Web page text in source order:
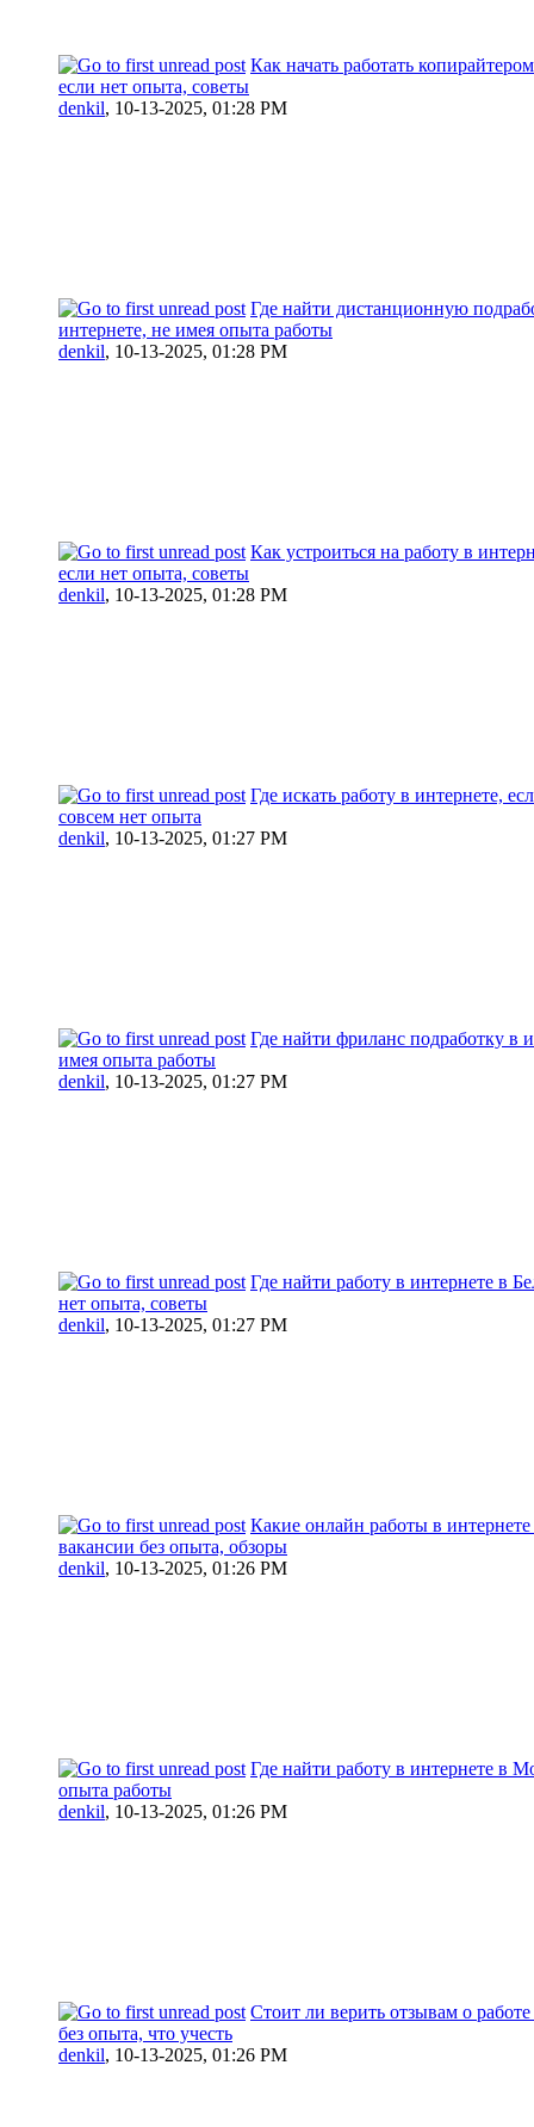
Как начать работать
если нет опыта, советы
denkil, 10-13-2025, 01:28 PM
Где найти дистанционную
интернете, не имея опыта работы
denkil, 10-13-2025, 01:28 PM
Как устроиться на работу в
если нет опыта, советы
denkil, 10-13-2025, 01:28 PM
Где искать работу в интернете,
совсем нет опыта
denkil, 10-13-2025, 01:27 PM
Где найти фриланс подработку в
имея опыта работы
denkil, 10-13-2025, 01:27 PM
Где найти работу в интернете в
нет опыта, советы
denkil, 10-13-2025, 01:27 PM
Какие онлайн работы в
вакансии без опыта, обзоры
denkil, 10-13-2025, 01:26 PM
Где найти работу в интернете в
опыта работы
denkil, 10-13-2025, 01:26 PM
Стоит ли верить отзывам о
без опыта, что учесть
denkil, 10-13-2025, 01:26 PM